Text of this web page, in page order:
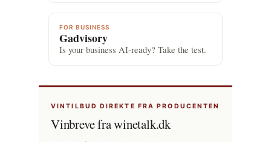
FOR BUSINESS
Gadvisory
Is your business AI-ready? Take the test.
VINTILBUD DIREKTE FRA PRODUCENTEN
Vinbreve fra winetalk.dk